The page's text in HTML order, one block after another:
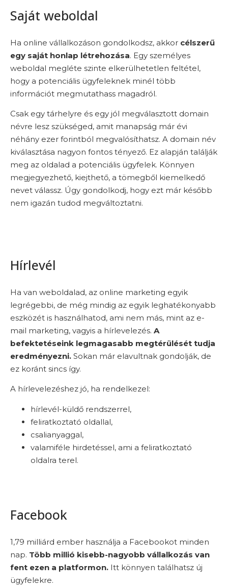
Saját weboldal
Ha online vállalkozáson gondolkodsz, akkor célszerű
egy saját honlap létrehozása. Egy személyes
weboldal megléte szinte elkerülhetetlen feltétel,
hogy a potenciális ügyfeleknek minél több
információt megmutathass magadról.
Csak egy tárhelyre és egy jól megválasztott domain
névre lesz szükséged, amit manapság már évi
néhány ezer forintból megvalósíthatsz. A domain név
kiválasztása nagyon fontos tényező. Ez alapján találják
meg az oldalad a potenciális ügyfelek. Könnyen
megjegyezhető, kiejthető, a tömegből kiemelkedő
nevet válassz. Úgy gondolkodj, hogy ezt már később
nem igazán tudod megváltoztatni.
Hírlevél
Ha van weboldalad, az online marketing egyik
legrégebbi, de még mindig az egyik leghatékonyabb
eszközét is használhatod, ami nem más, mint az e-
mail marketing, vagyis a hírlevelezés. A
befektetéseink legmagasabb megtérülését tudja
eredményezni. Sokan már elavultnak gondolják, de
ez koránt sincs így.
A hírlevelezéshez jó, ha rendelkezel:
hírlevél-küldő rendszerrel,
feliratkoztató oldallal,
csalianyaggal,
valamiféle hirdetéssel, ami a feliratkoztató
oldalra terel.
Facebook
1,79 milliárd ember használja a Facebookot minden
nap. Több millió kisebb-nagyobb vállalkozás van
fent ezen a platformon. Itt könnyen találhatsz új
ügyfelekre.